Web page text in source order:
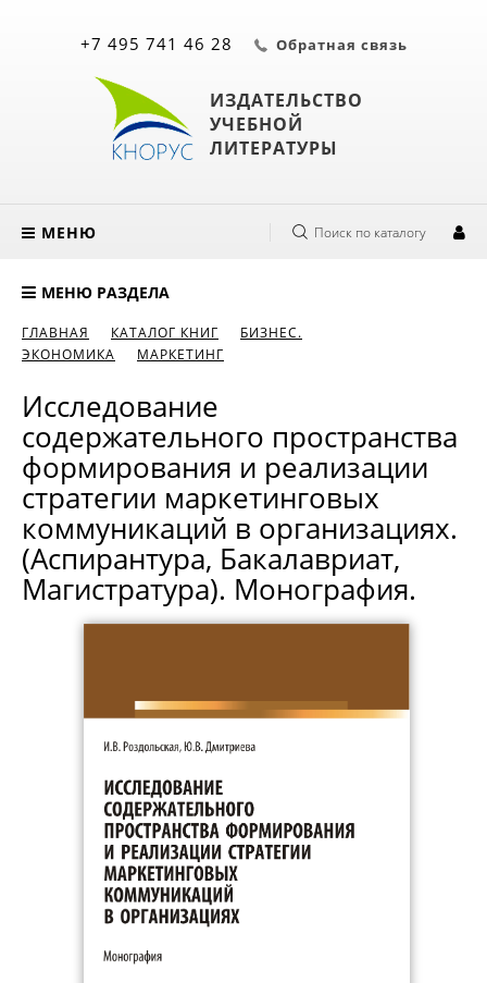
ИЗДАТЕЛЬСТВО
УЧЕБНОЙ
ЛИТЕРАТУРЫ
+7 495 741 46 28 Обратная связь
МЕНЮ Поиск по каталогу
МЕНЮ РАЗДЕЛА
ГЛАВНАЯ КАТАЛОГ КНИГ
БИЗНЕС.
ЭКОНОМИКА
МАРКЕТИНГ
Исследование
содержательного пространства
формирования и реализации
стратегии маркетинговых
коммуникаций в организациях.
(Аспирантура, Бакалавриат,
Магистратура). Монография.